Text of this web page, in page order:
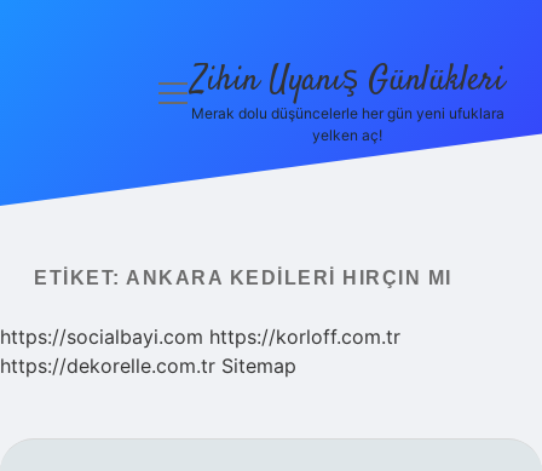
Politikası
menüyü
Zihin Uyanış Günlükleri
Merak dolu düşüncelerle her gün yeni ufuklara
yelken aç!
ETIKET: ANKARA KEDILERI HIRÇIN MI
https://socialbayi.com https://korloff.com.tr
https://dekorelle.com.tr Sitemap